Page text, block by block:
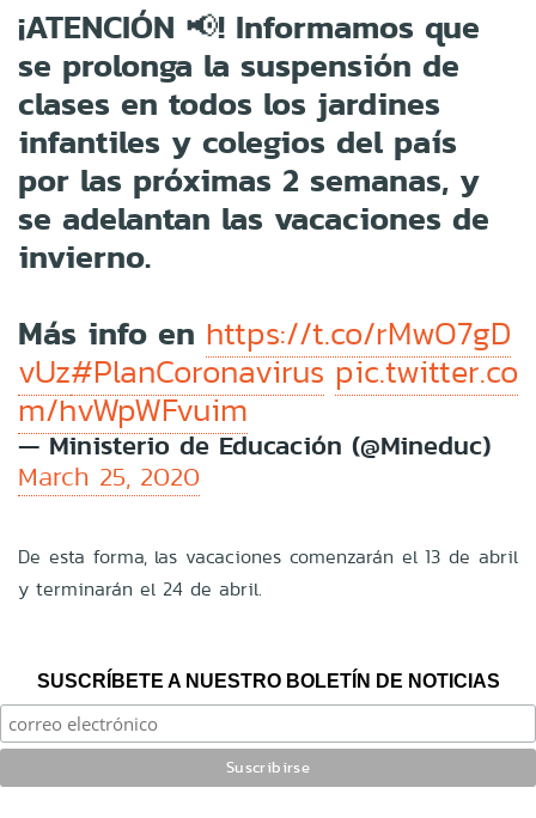
¡ATENCIÓN 📢! Informamos que
se prolonga la suspensión de
clases en todos los jardines
infantiles y colegios del país
por las próximas 2 semanas, y
se adelantan las vacaciones de
invierno.
Más info en https://t.co/rMwO7gD
vUz#PlanCoronavirus pic.twitter.co
m/hvWpWFvuim
— Ministerio de Educación (@Mineduc)
March 25, 2020
De esta forma, las vacaciones comenzarán el 13 de abril
y terminarán el 24 de abril.
SUSCRÍBETE A NUESTRO BOLETÍN DE NOTICIAS